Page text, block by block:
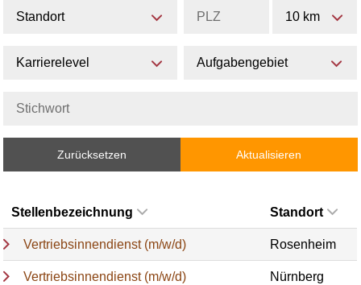
Standort 10 km
Karrierelevel Aufgabengebiet
Zurücksetzen Aktualisieren
Stellenbezeichnung Standort
Vertriebsinnendienst (m/w/d) Rosenheim
Vertriebsinnendienst (m/w/d) Nürnberg